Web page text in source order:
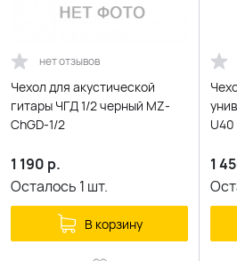
нет отзывов
Чехол для акустической
гитары ЧГД 1/2 черный MZ-
ChGD-1/2
1 190 р.
Осталось 1 шт.
В корзину
U40
1